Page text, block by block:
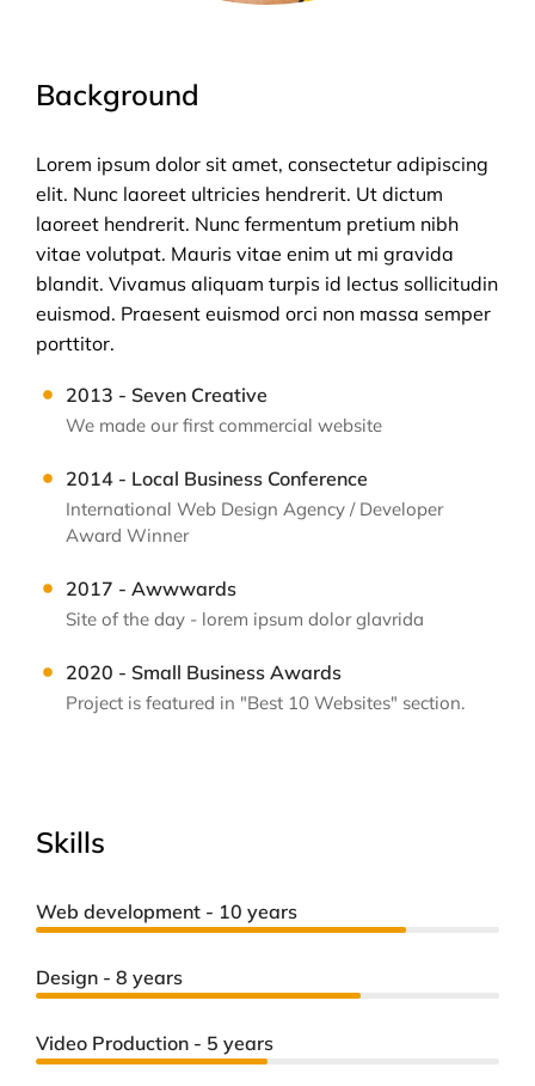
Background
Lorem ipsum dolor sit amet, consectetur adipiscing
elit. Nunc laoreet ultricies hendrerit. Ut dictum
laoreet hendrerit. Nunc fermentum pretium nibh
vitae volutpat. Mauris vitae enim ut mi gravida
blandit. Vivamus aliquam turpis id lectus sollicitudin
euismod. Praesent euismod orci non massa semper
porttitor.
2013 - Seven Creative
We made our first commercial website
2014 - Local Business Conference
International Web Design Agency / Developer
Award Winner
2017 - Awwwards
Site of the day - lorem ipsum dolor glavrida
2020 - Small Business Awards
Project is featured in "Best 10 Websites" section.
Skills
Web development - 10 years
Design - 8 years
Video Production - 5 years